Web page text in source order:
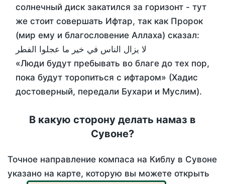
солнечный диск закатился за горизонт - тут
же стоит совершать Ифтар, так как Пророк
(мир ему и благословение Аллаха) сказал:
لا يزال الناس في خير ما عجلوا الفطر
«Люди будут пребывать во благе до тех пор,
пока будут торопиться с ифтаром» (Хадис
достоверный, передали Бухари и Муслим).
В какую сторону делать намаз в
Сувоне?
Точное направление компаса на Киблу в Сувоне
указано на карте, которую вы можете открыть